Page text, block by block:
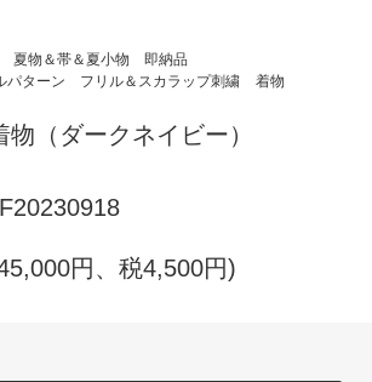
夏物＆帯＆夏小物 即納品
ターン フリル＆スカラップ刺繍
着物
着物（ダークネイビー）
円、税4,500円)